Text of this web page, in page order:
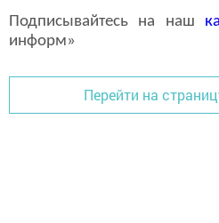
Подписывайтесь на наш
информ»
Перейти на